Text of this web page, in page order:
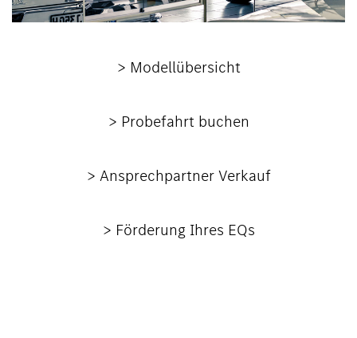
> Modellübersicht
> Probefahrt buchen
> Ansprechpartner Verkauf
> Förderung Ihres EQs